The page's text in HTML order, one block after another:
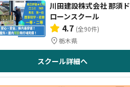
川田建設株式会社 那須ド
ローンスクール
4.7 (全90件)
栃木県
スクール詳細へ